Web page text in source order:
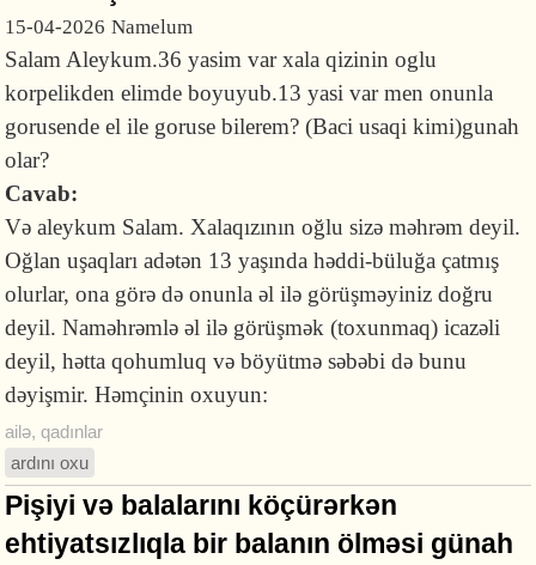
15-04-2026 Namelum
Salam Aleykum.36 yasim var xala qizinin oglu
korpelikden elimde boyuyub.13 yasi var men onunla
gorusende el ile goruse bilerem? (Baci usaqi kimi)gunah
olar?
Cavab:
Və aleykum Salam. Xalaqızının oğlu sizə məhrəm deyil.
Oğlan uşaqları adətən 13 yaşında həddi-büluğa çatmış
olurlar, ona görə də onunla əl ilə görüşməyiniz doğru
deyil. Naməhrəmlə əl ilə görüşmək (toxunmaq) icazəli
deyil, hətta qohumluq və böyütmə səbəbi də bunu
dəyişmir. Həmçinin oxuyun:
ailə,qadınlar
ardını oxu
Pişiyi və balalarını köçürərkən
ehtiyatsızlıqla bir balanın ölməsi günah